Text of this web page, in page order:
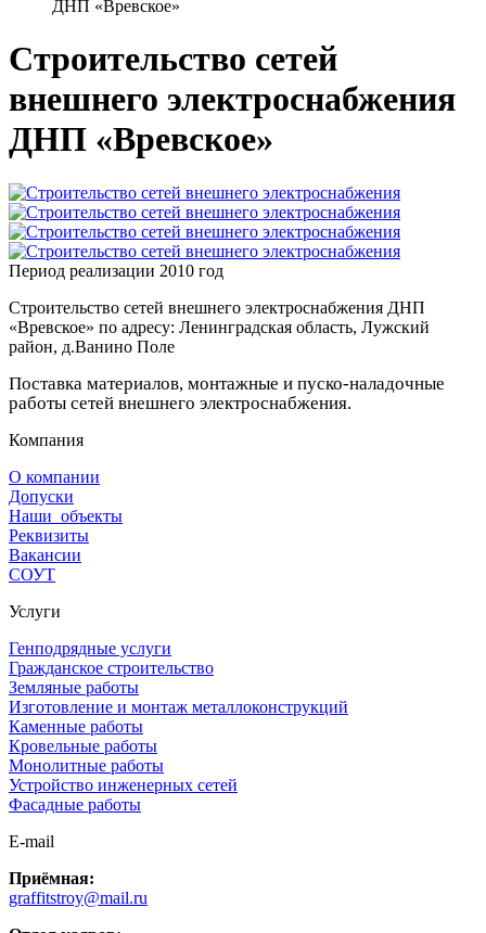
ДНП «Вревское»
Строительство сетей
внешнего электроснабжения
ДНП «Вревское»
Период реализации 2010 год
Строительство сетей внешнего электроснабжения ДНП
«Вревское» по адресу: Ленинградская область, Лужский
район, д.Ванино Поле
Поставка материалов, монтажные и пуско-наладочные
работы сетей внешнего электроснабжения.
Компания
О компании
Допуски
Наши объекты
Реквизиты
Вакансии
СОУТ
Услуги
Генподрядные услуги
Гражданское строительство
Земляные работы
Изготовление и монтаж металлоконструкций
Каменные работы
Кровельные работы
Монолитные работы
Устройство инженерных сетей
Фасадные работы
E-mail
Приёмная:
graffitstroy@mail.ru